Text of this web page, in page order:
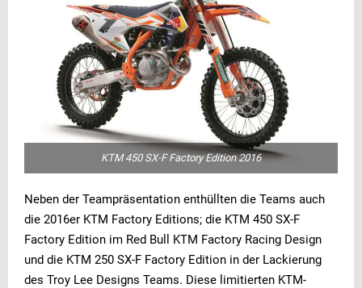
KTM 450 SX-F Factory Edition 2016
Neben der Teampräsentation enthüllten die Teams auch
die 2016er KTM Factory Editions; die KTM 450 SX-F
Factory Edition im Red Bull KTM Factory Racing Design
und die KTM 250 SX-F Factory Edition in der Lackierung
des Troy Lee Designs Teams. Diese limitierten KTM-